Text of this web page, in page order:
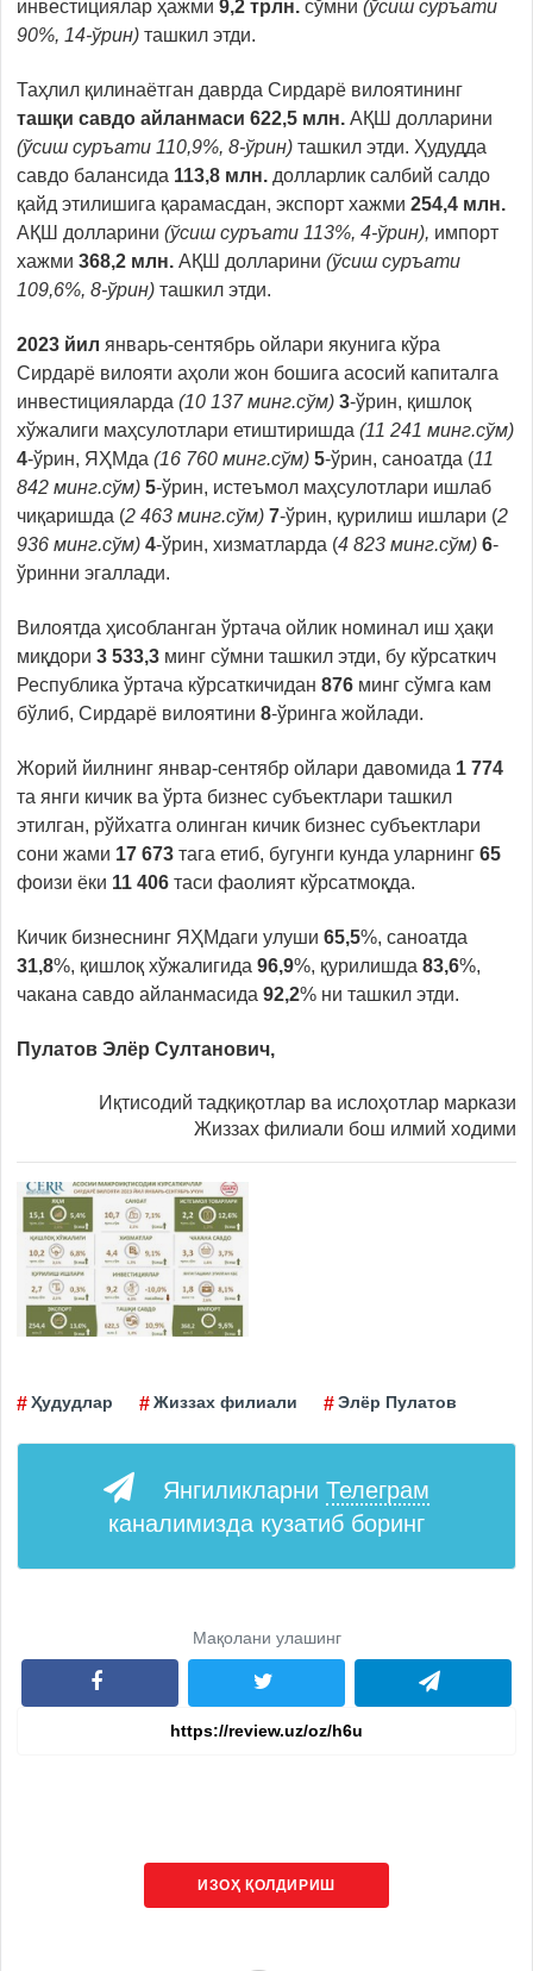
инвестициялар ҳажми 9,2 трлн. сўмни (ўсиш суръати
90%, 14-ўрин) ташкил этди.
Таҳлил қилинаётган даврда Сирдарё вилоятининг
ташқи савдо айланмаси 622,5 млн. АҚШ долларини
(ўсиш суръати 110,9%, 8-ўрин) ташкил этди. Ҳудудда
савдо балансида 113,8 млн. долларлик салбий салдо
қайд этилишига қарамасдан, экспорт хажми 254,4 млн.
АҚШ
долларини (ўсиш суръати 113%, 4-ўрин), импорт
хажми 368,2 млн. АҚШ долларини (ўсиш суръати
109,6%, 8-ўрин) ташкил этди.
2023 йил январь-сентябрь ойлари якунига кўра
Сирдарё вилояти аҳоли жон бошига асосий капиталга
инвестицияларда (10 137 минг.сўм) 3-ўрин, қишлоқ
хўжалиги маҳсулотлари етиштиришда (11 241 минг.сўм)
4-ўрин, ЯҲМда (16 760 минг.сўм) 5-ўрин, саноатда (11
842 минг.сўм) 5-ўрин, истеъмол маҳсулотлари ишлаб
чиқаришда (2 463 минг.сўм) 7-ўрин, қурилиш ишлари (2
936 минг.сўм) 4-ўрин, хизматларда (4 823 минг.сўм) 6-
ўринни эгаллади.
Вилоятда ҳисобланган ўртача ойлик номинал иш ҳақи
миқдори 3 533,3 минг сўмни ташкил этди, бу кўрсаткич
Республика ўртача кўрсаткичидан 876 минг сўмга кам
бўлиб, Сирдарё вилоятини 8-ўринга жойлади.
Жорий йилнинг январ-сентябр ойлари давомида 1 774
та янги кичик ва ўрта бизнес субъектлари ташкил
этилган, рўйхатга олинган кичик бизнес субъектлари
сони жами 17 673 тага етиб, бугунги кунда уларнинг 65
фоизи ёки 11 406 таси фаолият кўрсатмоқда.
Кичик бизнеснинг ЯҲМдаги улуши 65,5%, саноатда
31,8%, қишлоқ хўжалигида 96,9%, қурилишда 83,6%,
чакана савдо айланмасида 92,2% ни ташкил этди.
Пулатов Элёр Султанович,
Иқтисодий тадқиқотлар ва ислоҳотлар маркази
Жиззах филиали бош илмий ходими
Ҳудудлар Жиззах филиали Элёр Пулатов
Янгиликларни Телеграм
каналимизда кузатиб боринг
Мақолани улашинг
ИЗОҲ ҚОЛДИРИШ